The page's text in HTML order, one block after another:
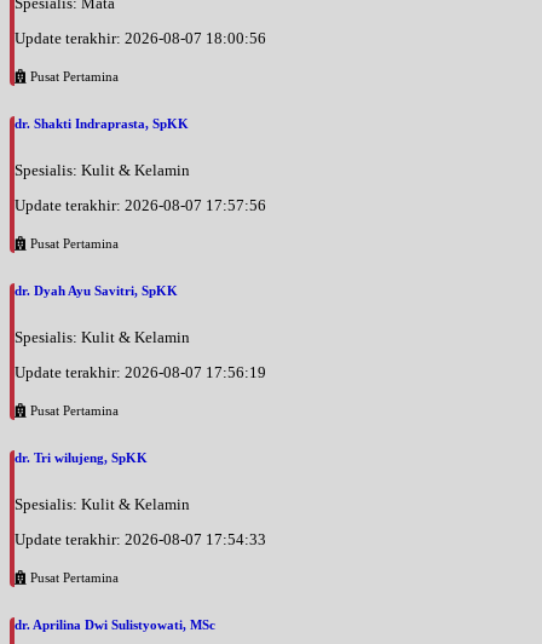
Update terakhir: 2026-08-07 18:00:56
Pusat Pertamina
dr. Shakti Indraprasta, SpKK
Spesialis: Kulit & Kelamin
Update terakhir: 2026-08-07 17:57:56
Pusat Pertamina
dr. Dyah Ayu Savitri, SpKK
Spesialis: Kulit & Kelamin
Update terakhir: 2026-08-07 17:56:19
Pusat Pertamina
dr. Tri wilujeng, SpKK
Spesialis: Kulit & Kelamin
Update terakhir: 2026-08-07 17:54:33
Pusat Pertamina
dr. Aprilina Dwi Sulistyowati, MSc